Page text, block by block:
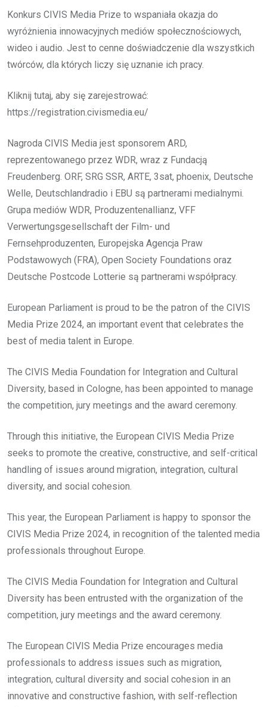
Konkurs CIVIS Media Prize to wspaniała okazja do
wyróżnienia innowacyjnych mediów społecznościowych,
wideo i audio. Jest to cenne doświadczenie dla wszystkich
twórców, dla których liczy się uznanie ich pracy.
Kliknij tutaj, aby się zarejestrować:
https://registration.civismedia.eu/
Nagroda CIVIS Media jest sponsorem ARD,
reprezentowanego przez WDR, wraz z Fundacją
Freudenberg. ORF, SRG SSR, ARTE, 3sat, phoenix, Deutsche
Welle, Deutschlandradio i EBU są partnerami medialnymi.
Grupa mediów WDR, Produzentenallianz, VFF
Verwertungsgesellschaft der Film- und
Fernsehproduzenten, Europejska Agencja Praw
Podstawowych (FRA), Open Society Foundations oraz
Deutsche Postcode Lotterie są partnerami współpracy.
European Parliament is proud to be the patron of the CIVIS
Media Prize 2024, an important event that celebrates the
best of media talent in Europe.
The CIVIS Media Foundation for Integration and Cultural
Diversity, based in Cologne, has been appointed to manage
the competition, jury meetings and the award ceremony.
Through this initiative, the European CIVIS Media Prize
seeks to promote the creative, constructive, and self-critical
handling of issues around migration, integration, cultural
diversity, and social cohesion.
This year, the European Parliament is happy to sponsor the
CIVIS Media Prize 2024, in recognition of the talented media
professionals throughout Europe.
The CIVIS Media Foundation for Integration and Cultural
Diversity has been entrusted with the organization of the
competition, jury meetings and the award ceremony.
The European CIVIS Media Prize encourages media
professionals to address issues such as migration,
integration, cultural diversity and social cohesion in an
innovative and constructive fashion, with self-reflection